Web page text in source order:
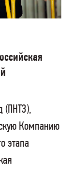
(ПНТЗ),
Компанию
этапа